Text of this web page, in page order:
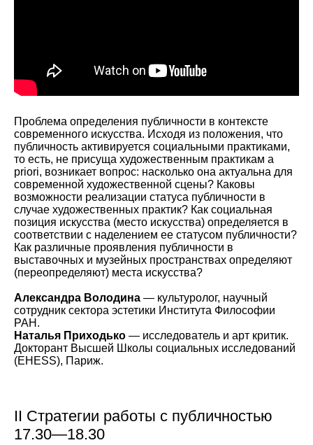
Проблема определения публичности в контексте
современного искусства. Исходя из положения, что
публичность активируется социальными практиками,
то есть, не присуща художественным практикам a
priori, возникает вопрос: насколько она актуальна для
современной художественной сцены? Каковы
возможности реализации статуса публичности в
случае художественных практик? Как социальная
позиция искусства (место искусства) определяется в
соответствии с наделением ее статусом публичности?
Как различные проявления публичности в
выставочных и музейных пространствах определяют
(переопределяют) места искусства?
Александра Володина — культуролог, научный
сотрудник сектора эстетики Института Философии
РАН.
Наталья Приходько — исследователь и арт критик.
Докторант Высшей Школы социальных исследований
(EHESS), Париж.
II Стратегии работы с публичностью
17.30—18.30